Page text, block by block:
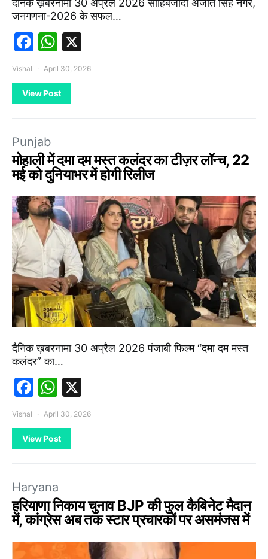
दैनिक ख़बरनामा 30 अप्रैल 2026 साहिबजादा अजीत सिंह नगर,
जनगणना-2026 के सफल…
Facebook
WhatsApp
Vishal April 30, 2026
View Post
Punjab
मोहाली में दमा दम मस्त कलंदर का टीज़र लॉन्च, 22
मई को दुनियाभर में होगी रिलीज
दैनिक ख़बरनामा 30 अप्रैल 2026 पंजाबी फिल्म “दमा दम मस्त
कलंदर” का…
Facebook
WhatsApp
Vishal April 30, 2026
View Post
Haryana
हरियाणा निकाय चुनाव BJP की फुल कैबिनेट मैदान
में, कांग्रेस अब तक स्टार प्रचारकों पर असमंजस में